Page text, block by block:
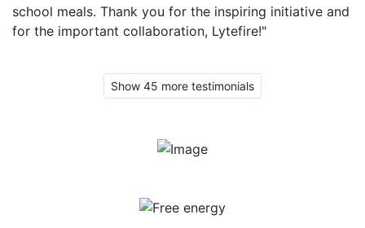
school meals. Thank you for the inspiring initiative and
for the important collaboration, Lytefire!"
Show 45 more testimonials